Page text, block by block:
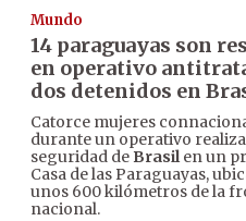
Mundo
14 paraguayas son
en operativo
dos detenidos en
Catorce mujeres
durante un operativo
seguridad de Brasilen un
Casa de las Paraguayas,
unos 600 kilómetros de la
nacional.